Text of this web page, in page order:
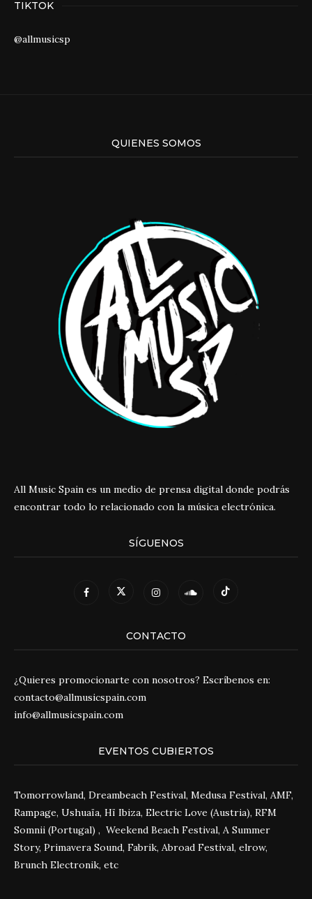
TIKTOK
@allmusicsp
QUIENES SOMOS
All Music Spain es un medio de prensa digital donde podrás
encontrar todo lo relacionado con la música electrónica.
SÍGUENOS
CONTACTO
¿Quieres promocionarte con nosotros? Escríbenos en:
contacto@allmusicspain.com
info@allmusicspain.com
EVENTOS CUBIERTOS
Tomorrowland, Dreambeach Festival, Medusa Festival, AMF,
Rampage, Ushuaïa, Hï Ibiza, Electric Love (Austria), RFM
Somnii (Portugal) , Weekend Beach Festival, A Summer
Story, Primavera Sound, Fabrik, Abroad Festival, elrow,
Brunch Electronik, etc